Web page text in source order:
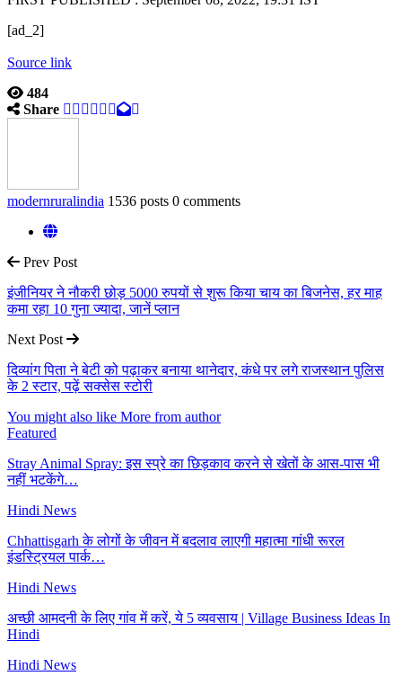
[ad_2]
Source link
484
Share
modernruralindia 1536 posts 0 comments
Prev Post
इंजीनियर ने नौकरी छोड़ 5000 रुपयों से शुरू किया चाय का बिजनेस, हर माह
कमा रहा 10 गुना ज्यादा, जानें प्लान
Next Post
दिव्यांग पिता ने बेटी को पढ़ाकर बनाया थानेदार, कंधे पर लगे राजस्थान पुलिस
के 2 स्टार, पढ़ें सक्सेस स्टोरी
You might also like More from author
Featured
Stray Animal Spray: इस स्प्रे का छिड़काव करने से खेतों के आस-पास भी
नहीं भटकेंगे…
Hindi News
Chhattisgarh के लोगों के जीवन में बदलाव लाएगी महात्मा गांधी रूरल
इंडस्ट्रियल पार्क…
Hindi News
अच्छी आमदनी के लिए गांव में करें, ये 5 व्यवसाय | Village Business Ideas In
Hindi
Hindi News